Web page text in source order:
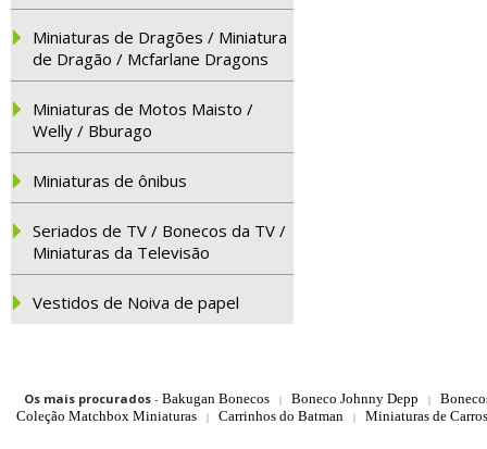
Miniaturas de Dragões / Miniatura
de Dragão / Mcfarlane Dragons
Miniaturas de Motos Maisto /
Welly / Bburago
Miniaturas de ônibus
Seriados de TV / Bonecos da TV /
Miniaturas da Televisão
Vestidos de Noiva de papel
Os mais procurados- Bakugan Bonecos | Boneco Johnny Depp |
Coleção Matchbox Miniaturas
| Carrinhos do Batman | Miniaturas de